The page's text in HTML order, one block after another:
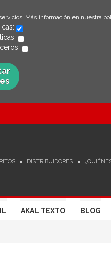
Más información en nuestra
DISTRIBUIDORES
AKAL TEXTO BLOG